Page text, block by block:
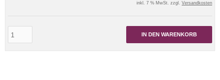
inkl. 7 % MwSt. zzgl. Versandkosten
IN DEN WARENKORB